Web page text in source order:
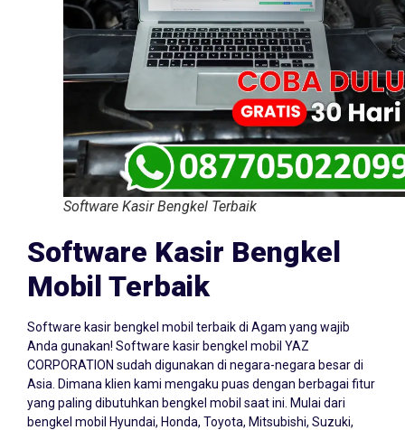
Software Kasir Bengkel Terbaik
Software Kasir Bengkel
Mobil Terbaik
Software kasir bengkel mobil terbaik di Agam yang wajib
Anda gunakan! Software kasir bengkel mobil YAZ
CORPORATION sudah digunakan di negara-negara besar di
Asia. Dimana klien kami mengaku puas dengan berbagai fitur
yang paling dibutuhkan bengkel mobil saat ini. Mulai dari
bengkel mobil Hyundai, Honda, Toyota, Mitsubishi, Suzuki,